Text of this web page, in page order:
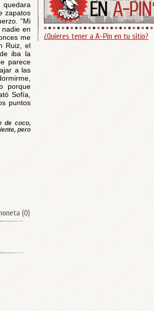
zapatos
“Mi
en
me
Ruiz, el
iba la
parece
a las
porque
Sofía,
puntos
de coco,
pero
(0)
¿Quieres tener a A-Pin en tu sitio?